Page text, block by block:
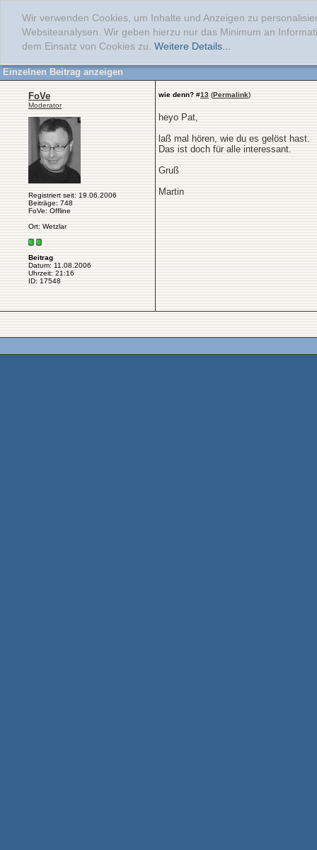
Wir verwenden Cookies, um Inhalte und Anzeigen zu
Websiteanalysen. Wir geben hierzu nur das Minimum an
dem Einsatz von Cookies zu. Weitere Details...
Einzelnen Beitrag anzeigen
FoVe
Moderator
Registriert seit: 19.06.2006
Beiträge: 748
FoVe: Offline
Ort: Wetzlar
Beitrag
Datum: 11.08.2006
Uhrzeit: 21:16
ID: 17548
wie denn? #13 (Permalink)
heyo Pat,
laß mal hören, wie du es gelöst hast.
Das ist doch für alle interessant.
Gruß
Martin